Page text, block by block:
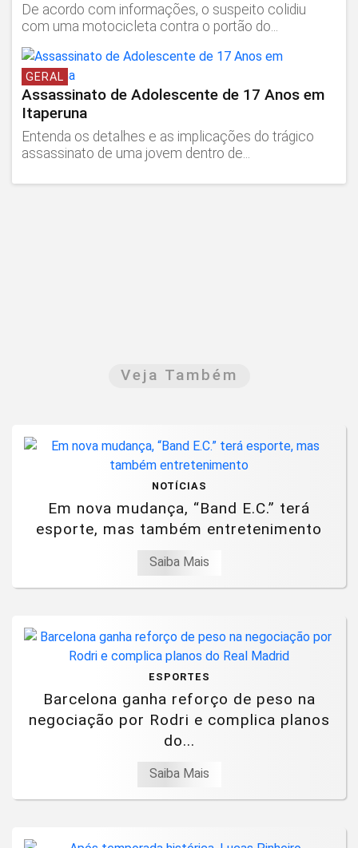
De acordo com informações, o suspeito colidiu
com uma motocicleta contra o portão do...
GERAL
Assassinato de Adolescente de 17 Anos em
Itaperuna
Entenda os detalhes e as implicações do trágico
assassinato de uma jovem dentro de...
Veja Também
NOTÍCIAS
Em nova mudança, “Band E.C.” terá
esporte, mas também entretenimento
Saiba Mais
ESPORTES
Barcelona ganha reforço de peso na
negociação por Rodri e complica planos
do...
Saiba Mais